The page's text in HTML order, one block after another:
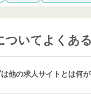
ついて よくあ
他の求人サイトとは何